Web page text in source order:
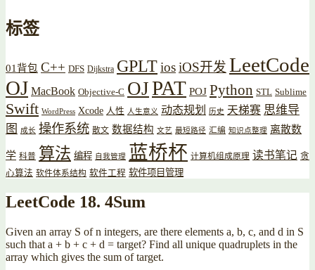
标签
01背包 C++ DFS Dijkstra GPLTiosiOS开发 LeetCode
OJ MacBook Objective-C OJPAT POJ Python STL Sublime
Swift WordPress Xcode 人性 人生意义 动态规划 历史 天梯赛 思维导
图
成长 操作系统 散文 数据结构 文艺 最短路径 汇编 知识点整理 离散数
学 科普 算法 编程 自我管理 蓝桥杯 计算机组成原理 读书笔记 贪
心算法 软件体系结构 软件工程 软件项目管理
LeetCode 18. 4Sum
Given an array S of n integers, are there elements a, b, c, and d in S
such that a + b + c + d = target? Find all unique quadruplets in the
array which gives the sum of target.